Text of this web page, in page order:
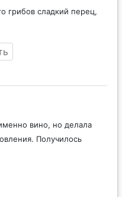
грибов сладкий перец,
вино, но делалa
Получилось